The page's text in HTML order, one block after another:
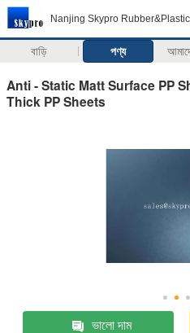
Nanjing Skypro
বাড়ি পণ্য
Anti - Static Matt Surface PP
Thick PP Sheets
ভালো দাম